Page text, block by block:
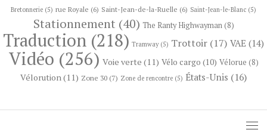
Bretonnerie (5) rue Royale (6) Saint-Jean-de-la-Ruelle (6) Saint-Jean-le-Blanc (5)
Stationnement (40) The Ranty Highwayman(8)
Traduction (218) Tramway(5) Trottoir (17) VAE (14)
Vidéo (256) Voie verte (11) Vélo cargo (10) Vélorue (8)
Vélorution(11) Zone 30 (7) Zone de rencontre (5) États-Unis (16)